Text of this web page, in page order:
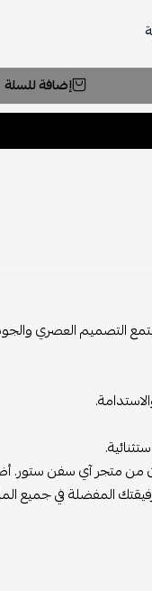
إضافة للسلة
التصميم العصري
من متجر آي سفن
رفيقتك المفضلة في